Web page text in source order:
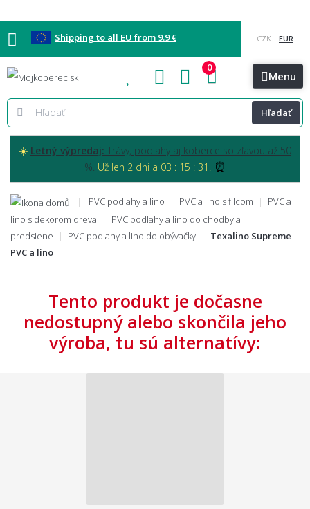
Shipping to all EU from 9.9 €
Blog Kontakt Menu
Hľadať
0
☀️ Letný výpredaj: Trávy, podlahy aj koberce so zľavou až 50
%. Už len 2 dni a 03 : 15 : 30. ⏰
PVC podlahy a lino PVC a lino s filcom
PVC a
lino s dekorom dreva
PVC podlahy a lino do chodby a
predsiene
PVC podlahy a lino do obývačky
Texalino Supreme
PVC a lino
Tento produkt je dočasne
nedostupný alebo skončila jeho
výroba, tu sú alternatívy: